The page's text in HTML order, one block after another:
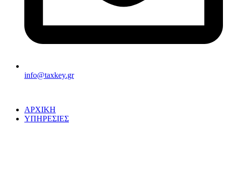
info@taxkey.gr
ΑΡΧΙΚΗ
ΥΠΗΡΕΣΙΕΣ